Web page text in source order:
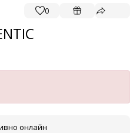
0
онлайн